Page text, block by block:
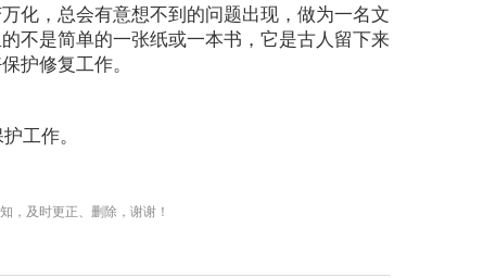
化，总会有意想不到的问题出现，做为一名文
不是简单的一张纸或一本书，它是古人留下来
护修复工作。
工作。
，及时更正、删除，谢谢！